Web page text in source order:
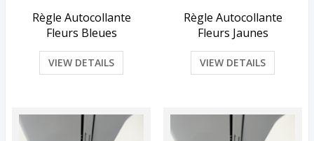
Règle Autocollante
Fleurs Bleues
VIEW DETAILS
Règle Autocollante
Fleurs Jaunes
VIEW DETAILS